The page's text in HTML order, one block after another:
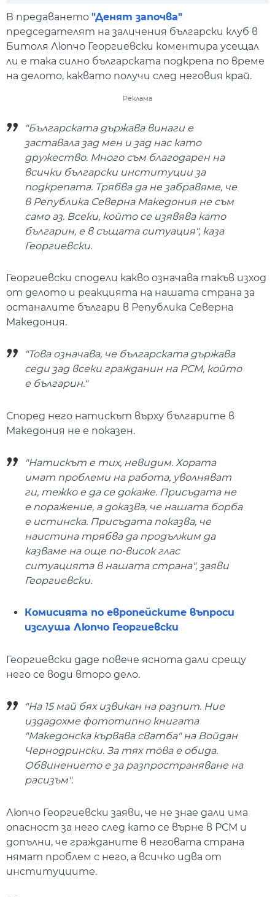
В предаването "Денят започва"
председателят на заличения български клуб в
Битоля Люпчо Георгиевски коментира усещал
ли е така силно българската подкрепа по време
на делото, каквато получи след неговия край.
Реклама
"Българската държава винаги е
заставала зад мен и зад нас като
дружество. Много съм благодарен на
всички български институции за
подкрепата. Трябва да не забравяме, че
в Република Северна Македония не съм
само аз. Всеки, който се изявява като
българин, е в същата ситуация", каза
Георгиевски.
Георгиевски сподели какво означава такъв изход
от делото и реакцията на нашата страна за
останалите българи в Република Северна
Македония.
"Това означава, че българската държава
седи зад всеки гражданин на РСМ, който
е българин."
Според него натискът върху българите в
Македония не е показен.
"Натискът е тих, невидим. Хората
имат проблеми на работа, уволняват
ги, тежко е да се докаже. Присъдата не
е поражение, а доказва, че нашата борба
е истинска. Присъдата показва, че
наистина трябва да продължим да
казваме на още по-висок глас
ситуацията в нашата страна", заяви
Георгиевски.
Комисията по европейските въпроси
изслуша Люпчо Георгиевски
Георгиевски даде повече яснота дали срещу
него се води второ дело.
"На 15 май бях извикан на разпит. Ние
издадохме фототипно книгата
"Македонска кървава сватба" на Войдан
Чернодрински. За тях това е обида.
Обвинението е за разпространяване на
расизъм".
Люпчо Георгиевски заяви, че не знае дали има
опасност за него след като се върне в РСМ и
допълни, че гражданите в неговата страна
нямат проблем с него, а всичко идва от
институциите.